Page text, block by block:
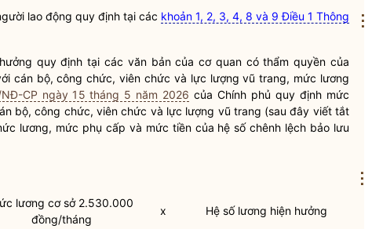
lao động quy định tại các khoản 1, 2, 3, 4, 8 và 9 Điều 1 Thông
quy định tại các văn bản của cơ quan có thẩmquyền của
cán bộ, công chức, viên chức và lực lượng vũ trang, mức lương
CP ngày 15 tháng 5 năm 2026 của Chính phủ quy định mức
bộ, công chức, viên chức và lực lượng vũ trang (sau đây viết tắt
lương, mức phụ cấp và mức tiền của hệ số chênh lệch bảo lưu
lương cơ sở 2.530.000
đồng/tháng
x Hệ số lương hiện hưởng
⋮
⋮